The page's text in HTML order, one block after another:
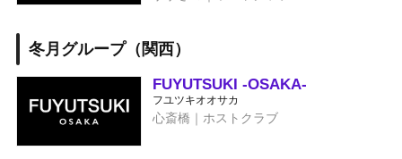
冬月グループ（関西）
FUYUTSUKI -OSAKA-
フユツキオオサカ
心斎橋｜ホストクラブ